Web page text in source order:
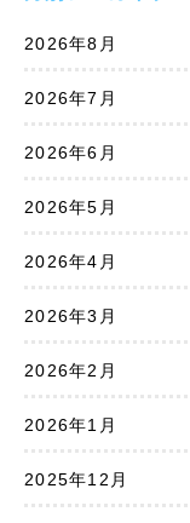
2026年8月
2026年7月
2026年6月
2026年5月
2026年4月
2026年3月
2026年2月
2026年1月
2025年12月